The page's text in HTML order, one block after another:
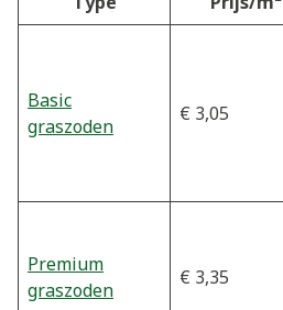
Basic
graszoden
€ 3,05
Premium
graszoden
€ 3,35